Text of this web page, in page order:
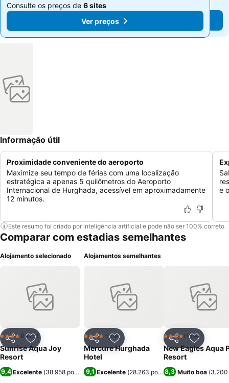
Consulte os preços de 6 sites
Ver preços
Consulte os preços de 6 sites
Ver preços
Informação útil
Proximidade conveniente do aeroporto
Maximize seu tempo de férias com uma localização
estratégica a apenas 5 quilômetros do Aeroporto
Internacional de Hurghada, acessível em aproximadamente
12 minutos.
e
Este resumo foi criado por inteligência artificial e pode não ser 100% correto.
Comparar com estadias semelhantes
Alojamento selecionado
PartilharAdicionar aos favoritos
4 EstrelasResort
Sunrise Aqua Joy
Resort
9,4 Excelente (38.958 pontuações)
Alojamentos semelhantes
PartilharAdicionar aos favoritos
4 EstrelasHotel
Mercure Hurghada
Hotel
9,1 Excelente (28.263 pontuações)
Partilhar
4 EstrelasHotel
New Eagles Aqua
Resort
8,3 Muito boa (3.200